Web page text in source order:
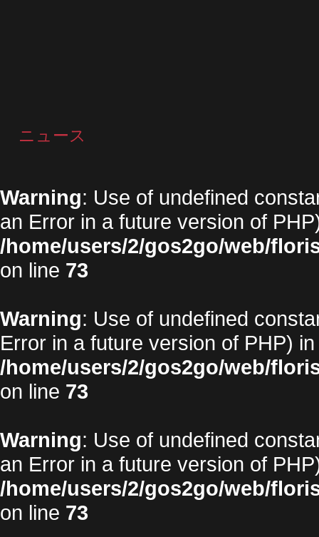
ニュース
Warning: Use of undefined
an Error in a future version of
/home/users/2/gos2go/web/
on line 73
Warning: Use of undefined
Error in a future version of PHP) in
/home/users/2/gos2go/web/
on line 73
Warning: Use of undefined
an Error in a future version of
/home/users/2/gos2go/web/
on line 73